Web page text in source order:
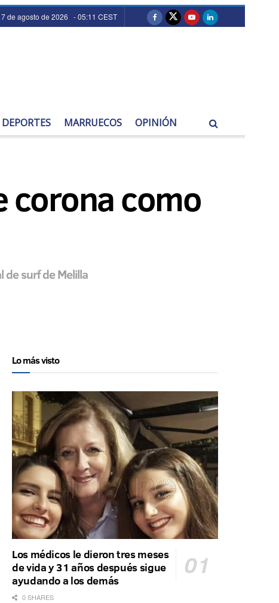
de agosto de 2026 - 05:11 CEST
DEPORTES MARRUECOS OPINIÓN
corona como
surf de Melilla
Lo más visto
Los médicos le dieron tres meses
de vida y 31 años después sigue
ayudando a los demás
0 SHARES